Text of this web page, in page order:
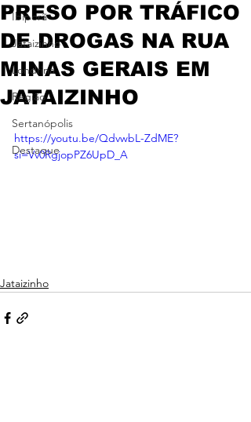
Ibiporã
Jataizinho
Londrina
Região
Sertanópolis
Destaque
PRESO POR TRÁFICO
DE DROGAS NA RUA
MINAS GERAIS EM
JATAIZINHO
https://youtu.be/QdvwbL-ZdME?
si=Vv0RgjopPZ6UpD_A
Jataizinho